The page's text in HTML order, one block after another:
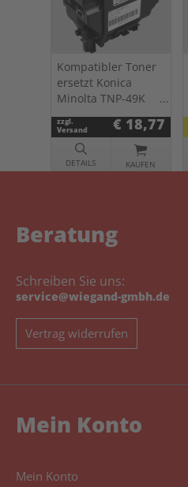
Kompatibler Toner
ersetzt Konica
Minolta TNP-49K
schwarz
zzgl.
Versand
€ 18,77
DETAILS KAUFEN
Beratung
Schreiben Sie uns:
service@wiegand-gmbh.de
Vertrag widerrufen
Mein Konto
Mein Konto